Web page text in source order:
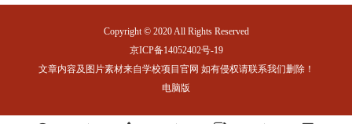
Copyright © 2020 All Rights Reserved
京ICP备14052402号-19
文章内容及图片素材来自学校项目官网 如有侵权请联系我们删除！
电脑版